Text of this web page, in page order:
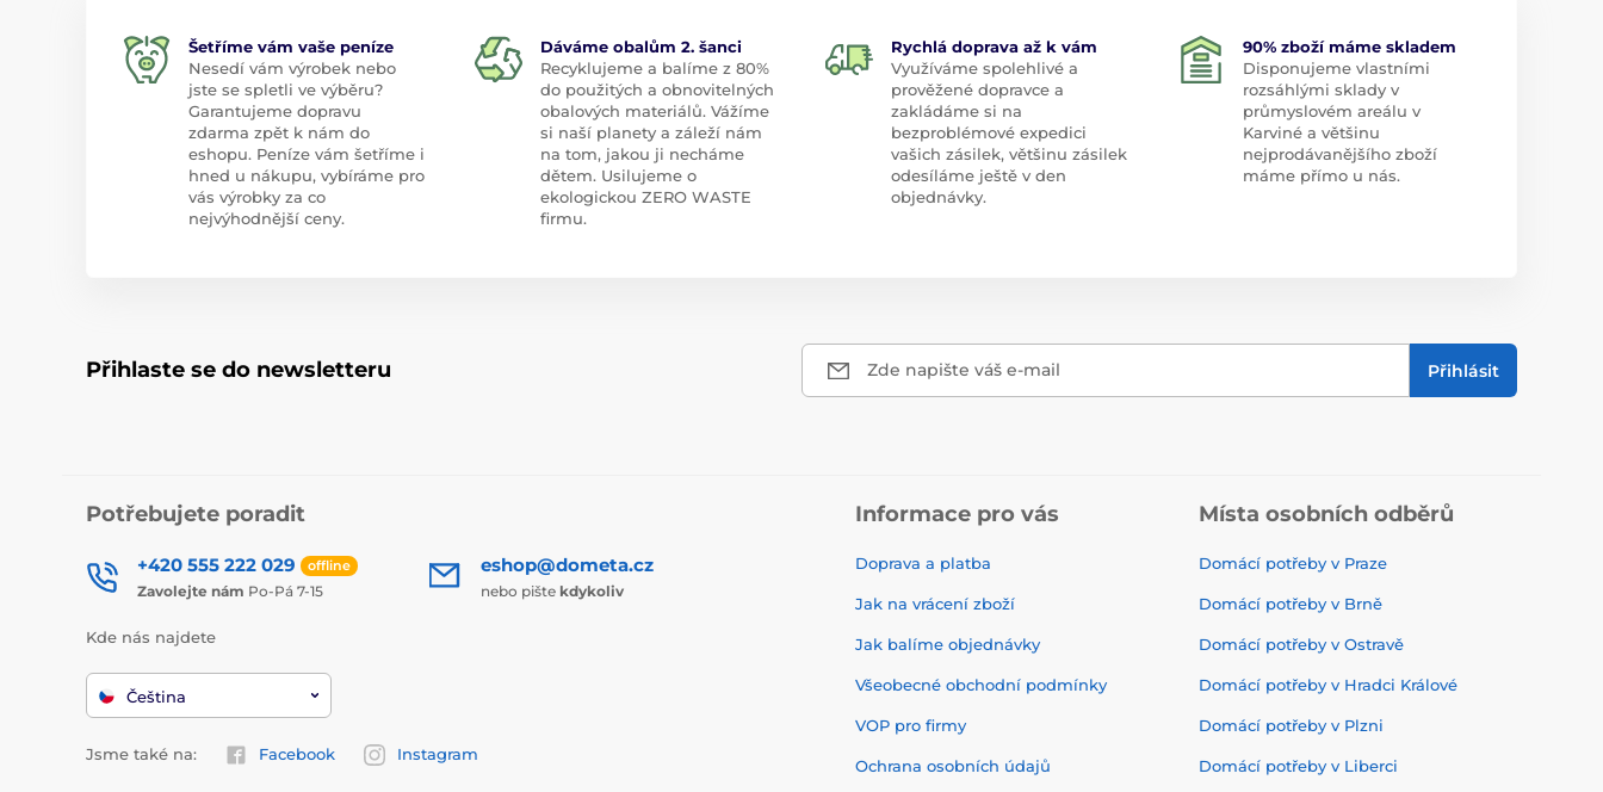
Šetříme vám vaše peníze
Nesedí vám výrobek nebo
jste se spletli ve výběru?
Garantujeme dopravu
zdarma zpět k nám do
eshopu. Peníze vám šetříme i
hned u nákupu, vybíráme pro
vás výrobky za co
nejvýhodnější ceny.
Dáváme obalům 2. šanci
Recyklujeme a balíme z 80%
do použitých a obnovitelných
obalových materiálů. Vážíme
si naší planety a záleží nám
na tom, jakou ji necháme
dětem. Usilujeme o
ekologickou ZERO WASTE
firmu.
Rychlá doprava až k vám
Využíváme spolehlivé a
prověžené dopravce a
zakládáme si na
bezproblémové expedici
vašich zásilek, většinu zásilek
odesíláme ještě v den
objednávky.
90% zboží máme skladem
Disponujeme vlastními
rozsáhlými sklady v
průmyslovém areálu v
Karviné a většinu
nejprodávanějšího zboží
máme přímo u nás.
Přihlaste se do newsletteru Zde napište váš e-mail Přihlásit
Potřebujete poradit
+420 555 222 029 offline
Zavolejte nám Po-Pá 7-15
eshop@dometa.cz
nebo pište kdykoliv
Kde nás najdete
Čeština
Jsme také na: Facebook Instagram
Informace pro vás
Doprava a platba
Jak na vrácení zboží
Jak balíme objednávky
Všeobecné obchodní podmínky
VOP pro firmy
Ochrana osobních údajů
Místa osobních odběrů
Domácí potřeby v Praze
Domácí potřeby v Brně
Domácí potřeby v Ostravě
Domácí potřeby v Hradci Králové
Domácí potřeby v Plzni
Domácí potřeby v Liberci